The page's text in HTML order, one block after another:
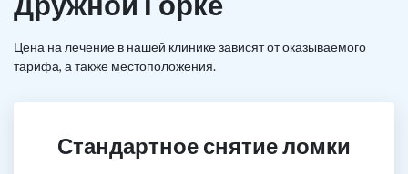
Цена на лечение в нашей клинике зависят от оказываемого
тарифа, а также местоположения.
Стандартное снятие ломки